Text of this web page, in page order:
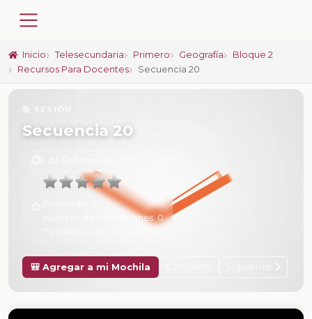
Inicio Telesecundaria Primero Geografía
Bloque 2
Recursos Para Docentes
Secuencia 20
Secuencia 20
Número de valoraciones:0
🎒 Agregar a mi Mochila